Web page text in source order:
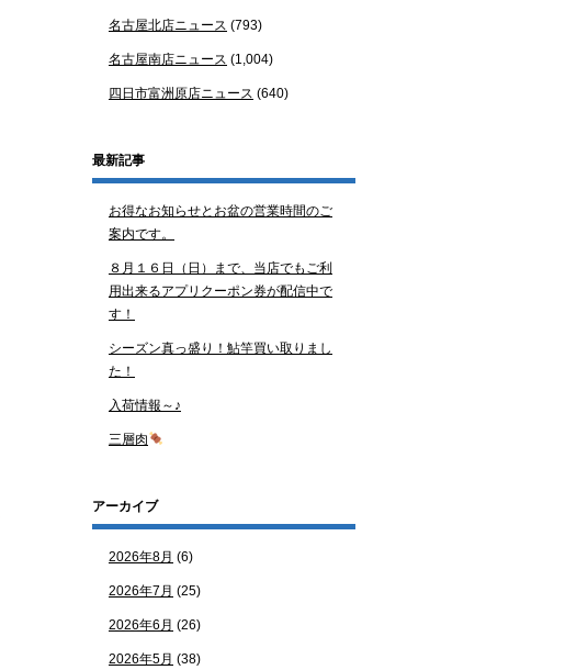
名古屋北店ニュース (793)
名古屋南店ニュース (1,004)
四日市富洲原店ニュース (640)
最新記事
お得なお知らせとお盆の営業時間のご
案内です。
８月１６日（日）まで、当店でもご利
用出来るアプリクーポン券が配信中で
す！
シーズン真っ盛り！鮎竿買い取りまし
た！
入荷情報～♪
三層肉
アーカイブ
2026年8月 (6)
2026年7月 (25)
2026年6月 (26)
2026年5月 (38)